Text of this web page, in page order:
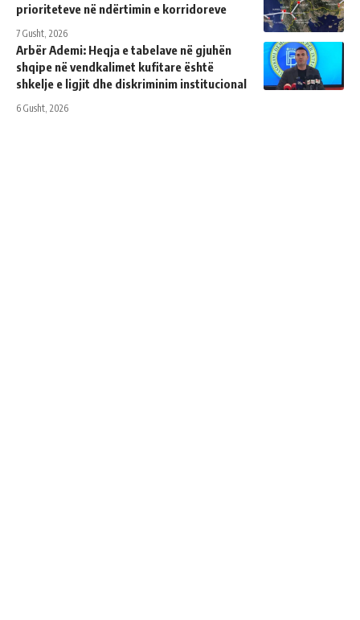
prioriteteve në ndërtimin e korridoreve
7 Gusht, 2026
Arbër Ademi: Heqja e tabelave në gjuhën
shqipe në vendkalimet kufitare është
shkelje e ligjit dhe diskriminim institucional
6 Gusht, 2026